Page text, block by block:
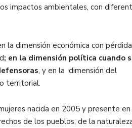
impactos ambientales, con
dimensión económica con
; en la dimensión política cuando
, y en la dimensión del
territorial.
nacida en 2005 y presente
de los pueblos, de la